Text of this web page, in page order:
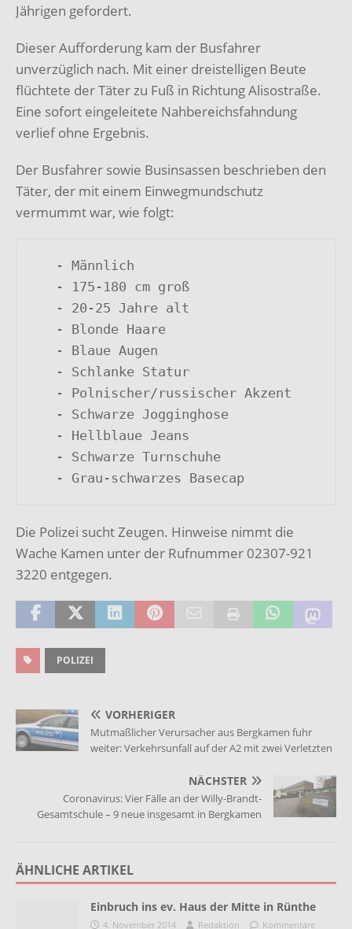
Jährigen gefordert.
Dieser Aufforderung kam der Busfahrer
unverzüglich nach. Mit einer dreistelligen Beute
flüchtete der Täter zu Fuß in Richtung Alisostraße.
Eine sofort eingeleitete Nahbereichsfahndung
verlief ohne Ergebnis.
Der Busfahrer sowie Businsassen beschrieben den
Täter, der mit einem Einwegmundschutz
vermummt war, wie folgt:
   - Grau-schwarzes Basecap
Die Polizei sucht Zeugen. Hinweise nimmt die
Wache Kamen unter der Rufnummer 02307-921
3220 entgegen.
POLIZEI
VORHERIGER
Mutmaßlicher Verursacher aus Bergkamen fuhr
weiter: Verkehrsunfall auf der A2 mit zwei Verletzten
NÄCHSTER
Coronavirus: Vier Fälle an der Willy-Brandt-
Gesamtschule – 9 neue insgesamt in Bergkamen
ÄHNLICHE ARTIKEL
Einbruch ins ev. Haus der Mitte in Rünthe
4. November 2014 Redaktion
Kommentare